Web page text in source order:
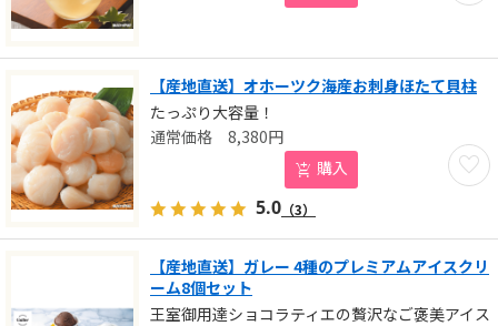
【産地直送】オホーツク海産お刺身ほたて貝柱
たっぷり大容量！
お気
8,380円
購入
5.0 （3）
【産地直送】ガレー 4種のプレミアムアイスクリ
ーム8個セット
王室御用達ショコラティエの贅沢なご褒美アイス